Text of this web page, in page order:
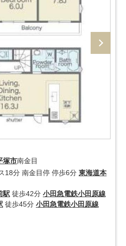
塚市南金目
18分 南金目停 停歩6分 東海道本
駅 徒歩42分 小田急電鉄小田原線
徒歩45分 小田急電鉄小田原線